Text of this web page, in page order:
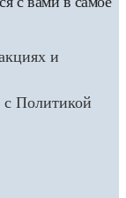
и
с Политикой